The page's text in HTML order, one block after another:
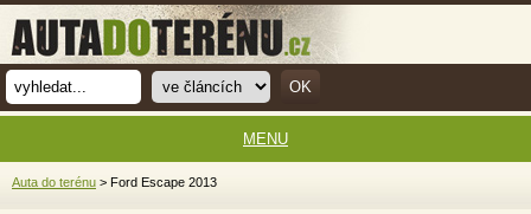
Auta do terénu > Ford Escape 2013
MENU